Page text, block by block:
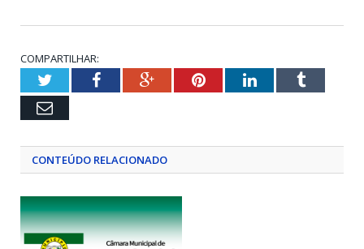
COMPARTILHAR:
TwitterFacebookGoogle+PinterestLinkedInTumblr
Email
CONTEÚDO RELACIONADO